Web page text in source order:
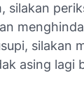
silakan
asing lagi